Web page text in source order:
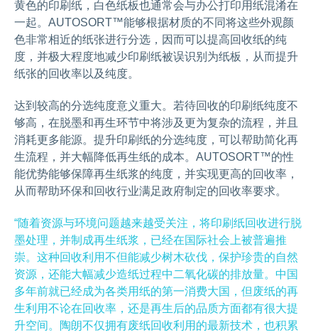
黄色的印刷纸，白色纸板也通常会与办公打印用纸混淆在
一起。AUTOSORT™能够根据材质的不同将这些外观颜
色非常相近的纸张进行分选，因而可以提高回收纸的纯
度，并极大程度地减少印刷纸被误识别为纸板，从而提升
纸张的回收率以及纯度。
达到较高的分选纯度意义重大。若待回收的印刷纸纯度不
够高，在脱墨和再生环节中将涉及更为复杂的流程，并且
消耗更多能源。提升印刷纸的分选纯度，可以帮助简化再
生流程，并大幅降低再生纸的成本。AUTOSORT™的性
能优势能够保障再生纸浆的纯度，并实现更高的回收率，
从而帮助环保和回收行业满足政府制定的回收率要求。
“随着资源与环境问题越来越受关注，将印刷纸回收进行脱
墨处理，并制成再生纸浆，已经在国际社会上被普遍推
崇。这种回收利用不但能减少树木砍伐，保护珍贵的自然
资源，还能大幅减少造纸过程中二氧化碳的排放量。中国
多年前就已经成为各类用纸的第一消费大国，但废纸的再
生利用不论在回收率，还是再生后的品质方面都有很大提
升空间。陶朗不仅拥有废纸回收利用的最新技术，也积累